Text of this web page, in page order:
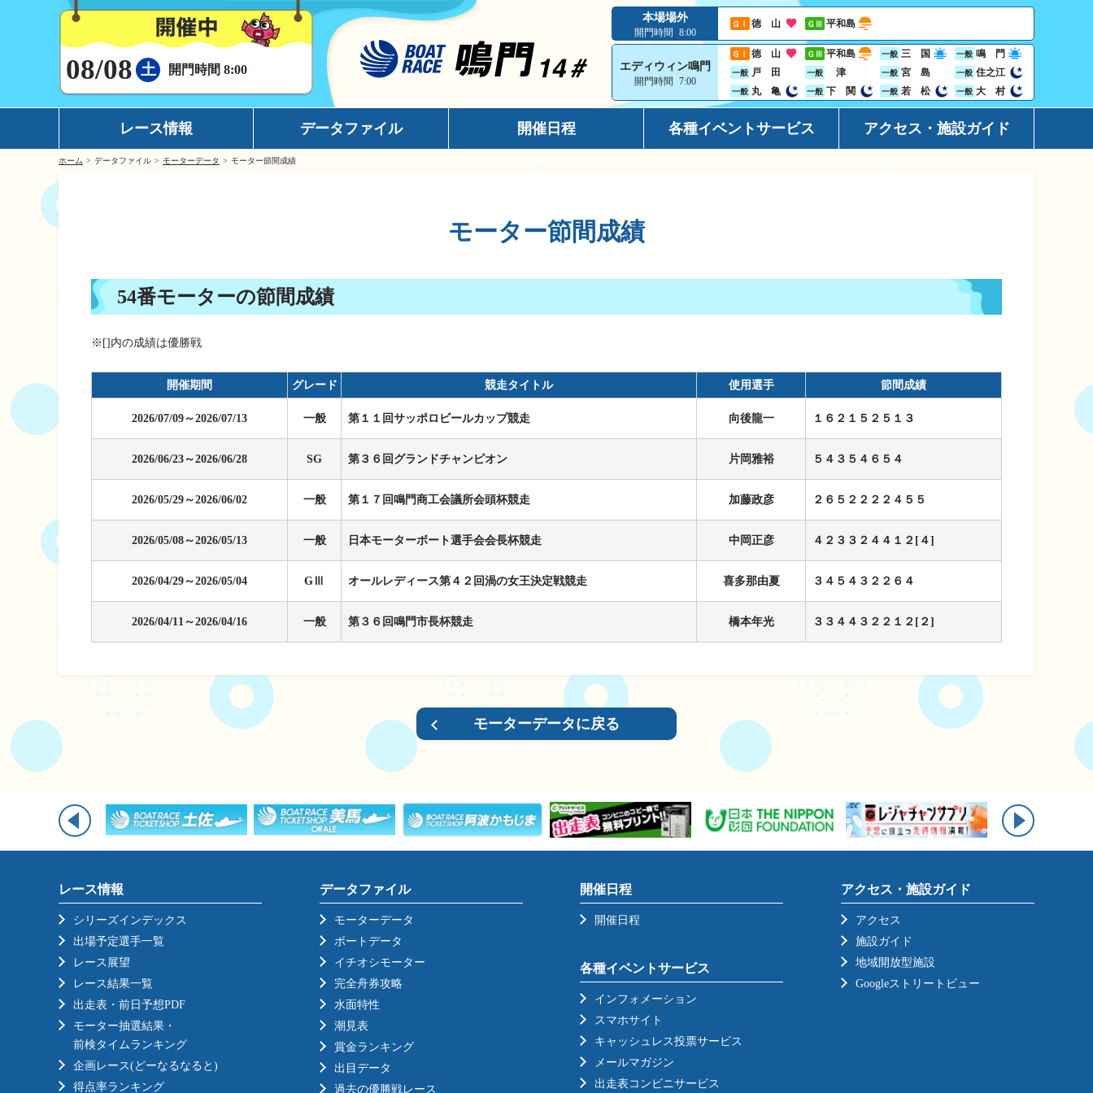
08/08 土 開門時間 8:00
本場場外
開門時間 8:00
ＧⅠ 徳 山 ＧⅢ 平和島
エディウィン鳴門
開門時間 7:00
ＧⅠ 徳 山 ＧⅢ 平和島 一般 三 国 一般 鳴 門
一般 戸 田 一般 津 一般 宮 島 一般 住之江
一般 丸 亀 一般 下 関 一般 若 松 一般 大 村
レース情報
シリーズインデックス
出走表・前日予想PDF
モーター抽選結果・前検タイムランキング
得点率ランキング
データファイル
水面特性
出目データ
徳島支部選手一覧
新人選手紹介
開催日程 各種イベントサービス アクセス・施設ガイド
ホーム データファイル モーターデータ モーター節間成績
モーター節間成績
54番モーターの節間成績
※[]内の成績は優勝戦
開催期間 グレード 競走タイトル 使用選手 節間成績
2026/07/09～2026/07/13 一般 第１１回サッポロビールカップ競走 向後龍一 １６２１５２５１３
2026/06/23～2026/06/28 SG 第３６回グランドチャンピオン 片岡雅裕 ５４３５４６５４
2026/05/29～2026/06/02 一般 第１７回鳴門商工会議所会頭杯競走 加藤政彦 ２６５２２２２４５５
2026/05/08～2026/05/13 一般 日本モーターボート選手会会長杯競走 中岡正彦 ４２３３２４４１２[４]
2026/04/29～2026/05/04 GⅢ オールレディース第４２回渦の女王決定戦競走 喜多那由夏 ３４５４３２２６４
2026/04/11～2026/04/16 一般 第３６回鳴門市長杯競走 橋本年光 ３３４４３２２１２[２]
モーターデータに戻る
レース情報
シリーズインデックス
出場予定選手一覧
レース展望
レース結果一覧
出走表・前日予想PDF
モーター抽選結果・
前検タイムランキング
企画レース(どーなるなると)
得点率ランキング
データファイル
モーターデータ
ボートデータ
イチオシモーター
完全舟券攻略
水面特性
潮見表
賞金ランキング
出目データ
過去の優勝戦レース
開催日程
開催日程
各種イベントサービス
インフォメーション
スマホサイト
キャッシュレス投票サービス
メールマガジン
出走表コンビニサービス
アクセス・施設ガイド
アクセス
施設ガイド
地域開放型施設
Googleストリートビュー